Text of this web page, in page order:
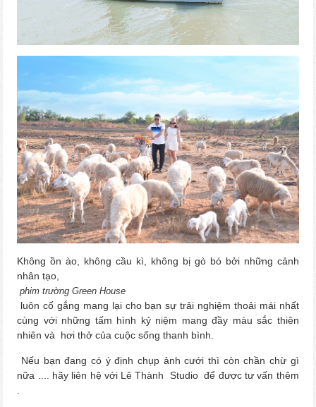
Không ồn ào, không cầu kì, không bị gò bó bởi những cảnh
nhân tạo,
phim trường Green House
luôn cố gắng mang lại cho bạn sự trải nghiệm thoải mái nhất
cùng với những tấm hình kỷ niệm mang đầy màu sắc thiên
nhiên và hơi thở của cuộc sống thanh bình.
Nếu bạn đang có ý định chụp ảnh cưới thì còn chần chừ gì
nữa .... hãy liên hệ với Lê Thành Studio để được tư vấn thêm
.